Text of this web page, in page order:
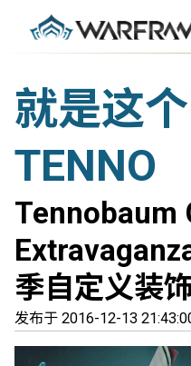
就是这个
TENNO
Tennobaum
季自定义装饰
发布于 2016-12-13